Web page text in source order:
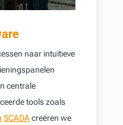
naar intuïtieve
centrale
tools zoals
SCADAcreëren we